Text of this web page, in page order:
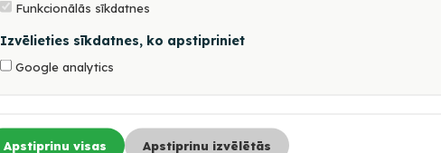
Funkcionālās sīkdatnes
Izvēlieties sīkdatnes, ko apstipriniet
Google analytics
Apstiprinu visas Apstiprinu izvēlētās